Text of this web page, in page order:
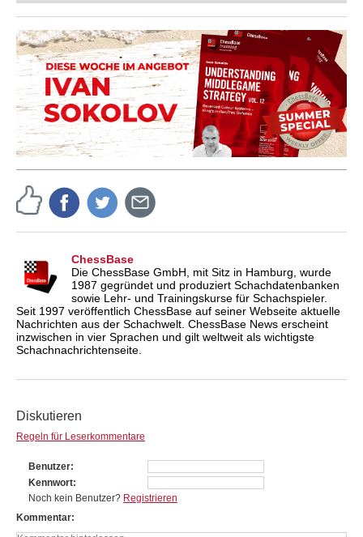
individueller als je zuvor.
ChessBase
Die ChessBase GmbH, mit Sitz in Hamburg, wurde
1987 gegründet und produziert Schachdatenbanken
sowie Lehr- und Trainingskurse für Schachspieler.
Seit 1997 veröffentlich ChessBase auf seiner Webseite aktuelle
Nachrichten aus der Schachwelt. ChessBase News erscheint
inzwischen in vier Sprachen und gilt weltweit als wichtigste
Schachnachrichtenseite.
Diskutieren
Regeln für Leserkommentare
Benutzer
Kennwort
Noch kein Benutzer? Registrieren
Kommentar